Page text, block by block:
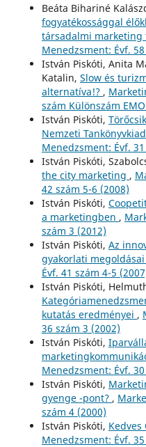
Beáta Bihariné
fogyatékossággal
társadalmi marketing
Menedzsment: Évf.
István Piskóti, Anita
Katalin, Slow és
alternatíva!? ,
szám Különszám
István Piskóti,
Nemzeti
Menedzsment: Évf.
István Piskóti,
the city marketing ,
42 szám 5-6 (2008)
István Piskóti,
a marketingben ,
szám 3 (2012)
István Piskóti, Az
gyakorlati megoldásai
Évf. 41 szám 4-5
István Piskóti,
kutatás eredményei ,
36 szám 3 (2002)
István Piskóti,
Menedzsment: Évf.
István Piskóti,
gyenge -pont? ,
szám 4 (2000)
István Piskóti, Kedves
Menedzsment: Évf.